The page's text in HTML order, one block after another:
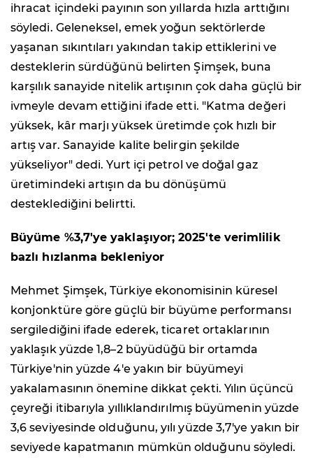
ihracat içindeki payının son yıllarda hızla arttığını
söyledi. Geleneksel, emek yoğun sektörlerde
yaşanan sıkıntıları yakından takip ettiklerini ve
desteklerin sürdüğünü belirten Şimşek, buna
karşılık sanayide nitelik artışının çok daha güçlü bir
ivmeyle devam ettiğini ifade etti. "Katma değeri
yüksek, kâr marjı yüksek üretimde çok hızlı bir
artış var. Sanayide kalite belirgin şekilde
yükseliyor" dedi. Yurt içi petrol ve doğal gaz
üretimindeki artışın da bu dönüşümü
desteklediğini belirtti.
Büyüme %3,7'ye yaklaşıyor; 2025'te verimlilik
bazlı hızlanma bekleniyor
Mehmet Şimşek, Türkiye ekonomisinin küresel
konjonktüre göre güçlü bir büyüme performansı
sergilediğini ifade ederek, ticaret ortaklarının
yaklaşık yüzde 1,8–2 büyüdüğü bir ortamda
Türkiye'nin yüzde 4'e yakın bir büyümeyi
yakalamasının önemine dikkat çekti. Yılın üçüncü
çeyreği itibarıyla yıllıklandırılmış büyümenin yüzde
3,6 seviyesinde olduğunu, yılı yüzde 3,7'ye yakın bir
seviyede kapatmanın mümkün olduğunu söyledi.